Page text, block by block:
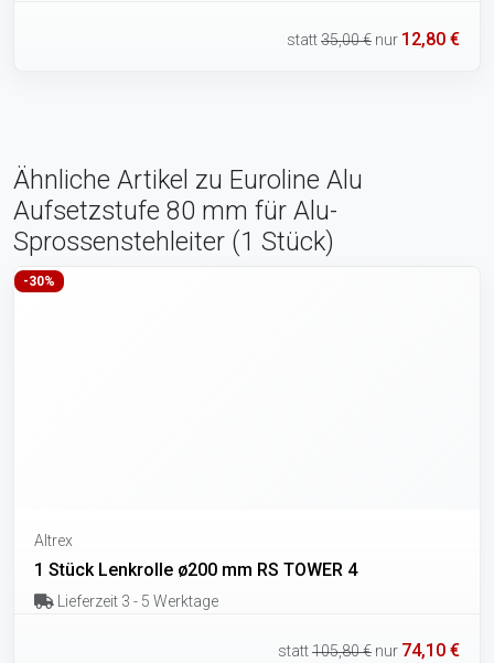
statt35,00 € nur 12,80 €
Ähnliche Artikel zu Euroline Alu
Aufsetzstufe 80 mm für Alu-
Sprossenstehleiter (1 Stück)
-30%
Altrex
1 Stück Lenkrolle ø200 mm RS TOWER 4
Lieferzeit 3 - 5 Werktage
statt105,80 € nur 74,10 €